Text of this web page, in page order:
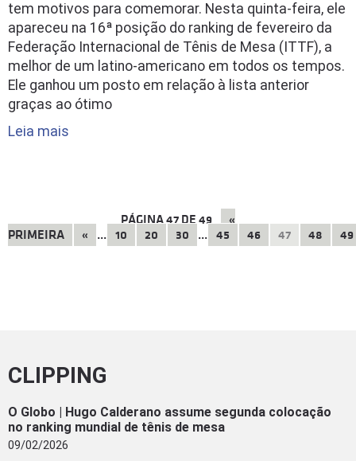
tem motivos para comemorar. Nesta quinta-feira, ele
apareceu na 16ª posição do ranking de fevereiro da
Federação Internacional de Tênis de Mesa (ITTF), a
melhor de um latino-americano em todos os tempos.
Ele ganhou um posto em relação à lista anterior
graças ao ótimo
Leia mais
PÁGINA47 DE 49
«
PRIMEIRA
« ... 10 20 30 ... 45 46 47 48 49
CLIPPING
O Globo | Hugo Calderano assume segunda colocação
no ranking mundial de tênis de mesa
09/02/2026